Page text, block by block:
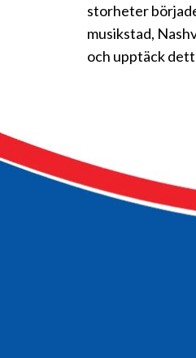
storheter
musikstad,
och upptäck